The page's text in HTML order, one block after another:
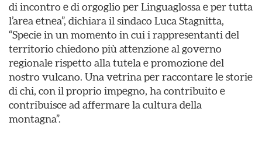
di incontro e di orgoglio per Linguaglossa e per tutta
l’area etnea”, dichiara il sindaco Luca Stagnitta,
“Specie in un momento in cui i rappresentanti del
territorio chiedono più attenzione al governo
regionale rispetto alla tutela e promozione del
nostro vulcano. Una vetrina per raccontare le storie
di chi, con il proprio impegno, ha contribuito e
contribuisce ad affermare la cultura della
montagna”.